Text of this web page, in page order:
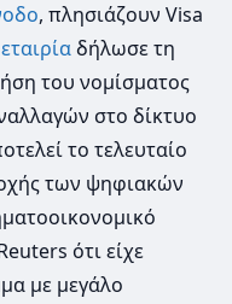
, πλησιάζουν Visa
εταιρίαδήλωσε τη
του νομίσματος
στο δίκτυο
το τελευταίο
των ψηφιακών
ότι είχε
με μεγάλο